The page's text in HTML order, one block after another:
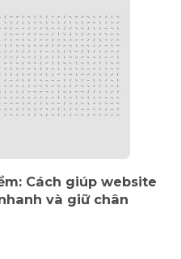
Cách giúp website
và giữ chân